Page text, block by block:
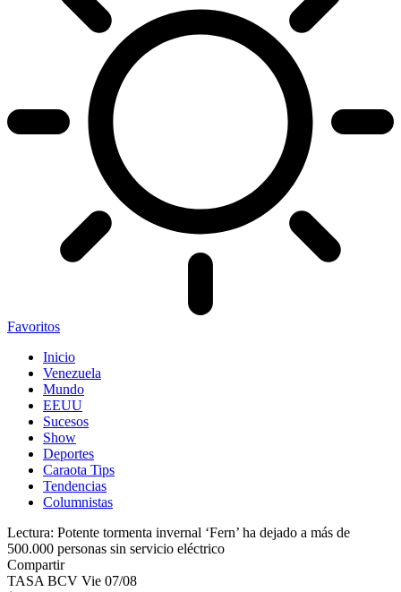
Favoritos
Inicio
Venezuela
Mundo
EEUU
Sucesos
Show
Deportes
Caraota Tips
Tendencias
Columnistas
Lectura: Potente tormenta invernal ‘Fern’ ha dejado a más de
500.000 personas sin servicio eléctrico
Compartir
TASA BCV Vie 07/08